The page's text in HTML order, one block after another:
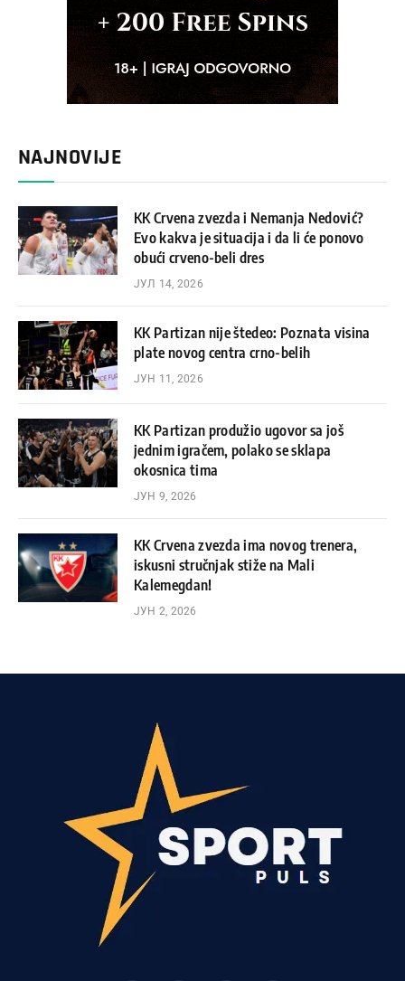
NAJNOVIJE
KK Crvena zvezda i Nemanja Nedović?
Evo kakva je situacija i da li će ponovo
obući crveno-beli dres
ЈУЛ 14, 2026
KK Partizan nije štedeo: Poznata visina
plate novog centra crno-belih
ЈУН 11, 2026
KK Partizan produžio ugovor sa još
jednim igračem, polako se sklapa
okosnica tima
ЈУН 9, 2026
KK Crvena zvezda ima novog trenera,
iskusni stručnjak stiže na Mali
Kalemegdan!
ЈУН 2, 2026